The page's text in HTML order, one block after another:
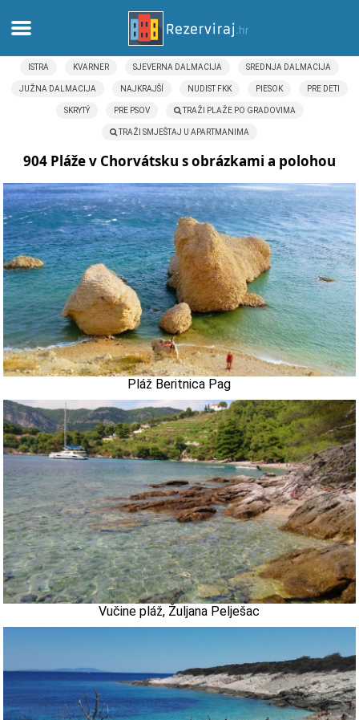
Domov
Apartmány
Turistické informácie
Pláže
webcams
Zoznámte sa s Chorvátskom
múzeí
ISTRA KVARNER SJEVERNA DALMACIJA SREDNJA DALMACIJA
JUŽNA DALMACIJA NAJKRAJŠÍ NUDIST FKK PIESOK PRE DETI
SKRYTÝ PRE PSOV TRAŽI PLAŽE PO GRADOVIMA
TRAŽI SMJEŠTAJ U APARTMANIMA
904 Pláže v Chorvátsku s obrázkami a polohou
Pláž Beritnica Pag
Vučine pláž, Žuljana Pelješac